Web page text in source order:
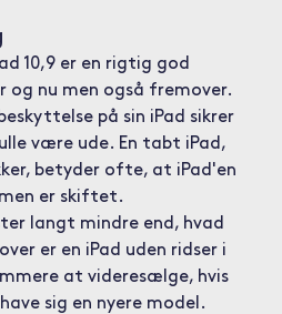
10,9 er en rigtig god
og nu men også fremover.
på sin iPad sikrer
være ude. En tabt iPad,
betyder ofte, at iPad'en
er skiftet.
langt mindre end, hvad
er en iPad uden ridser i
at videresælge, hvis
sig en nyere model.